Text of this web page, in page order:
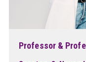
Professor &